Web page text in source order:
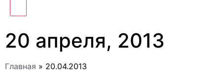
20 апреля, 2013
Главная » 20.04.2013